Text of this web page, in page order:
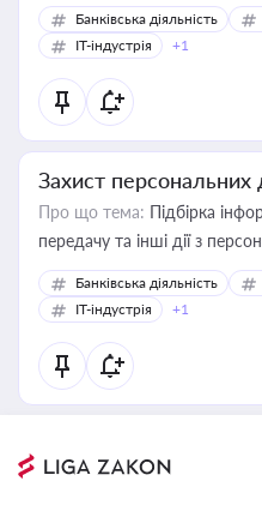
Банківська діяльність
IT-індустрія
+1
Захист персональних
Про що тема: Підбірка
передачу та інші дії з
Банківська діяльність
IT-індустрія
+1